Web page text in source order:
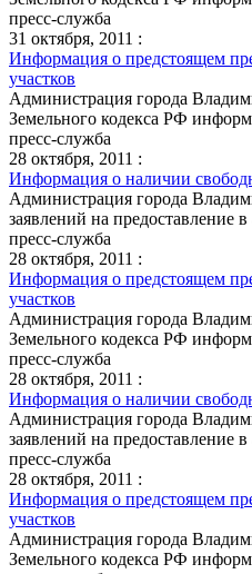
пресс-служба
31 октября, 2011 :
Информация о предстоящем
участков
Администрация города
Земельного кодекса РФ
пресс-служба
28 октября, 2011 :
Информация о наличии
Администрация города
заявлений на предоставление
пресс-служба
28 октября, 2011 :
Информация о предстоящем
участков
Администрация города
Земельного кодекса РФ
пресс-служба
28 октября, 2011 :
Информация о наличии
Администрация города
заявлений на предоставление в
пресс-служба
28 октября, 2011 :
Информация о предстоящем
участков
Администрация города
Земельного кодекса РФ